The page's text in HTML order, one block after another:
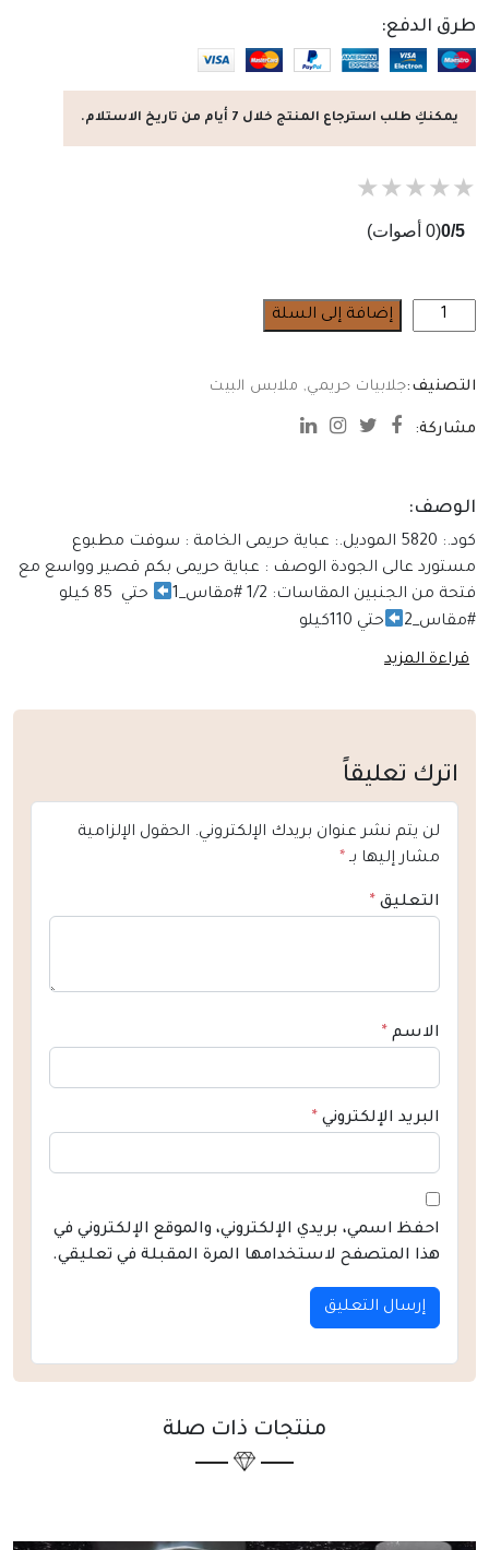
طرق الدفع:
يمكنكِ طلب استرجاع المنتج خلال 7 أيام من تاريخ الاستلام.
★
★
★
★
★
0/5(0 أصوات)
كمية
عباية
إضافة إلى السلة
التصنيف:جلابيات حريمي, ملابس البيت
مشاركة:
الوصف:
كود.: 5820 الموديل.: عباية حريمى الخامة : سوفت مطبوع
مستورد عالى الجودة الوصف : عباية حريمى بكم قصير وواسع مع
فتحة من الجنبين المقاسات: 1/2 #مقاس_1
حتي 85 كيلو
#مقاس_2
حتي 110كيلو
قراءة المزيد
اترك تعليقاً
لن يتم نشر عنوان بريدك الإلكتروني. الحقول الإلزامية
مشار إليها بـ *
التعليق *
الاسم *
البريد الإلكتروني *
احفظ اسمي، بريدي الإلكتروني، والموقع الإلكتروني في
هذا المتصفح لاستخدامها المرة المقبلة في تعليقي.
منتجات ذات صلة